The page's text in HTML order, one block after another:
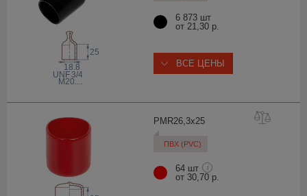
M20,...
25
UNF 3/4
18.8
6 873 шт
от 21,30 р.
ВСЕ ЦЕНЫ
PMR26,3x25
ПВХ (PVC)
64 шт i
от 30,70 р.